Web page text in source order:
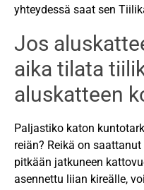
yhteydessä saat sen
Jos
aika tilata
aluskatteen
Paljastiko katon
reiän? Reikä on
pitkään jatkuneen
asennettu liian kireälle,